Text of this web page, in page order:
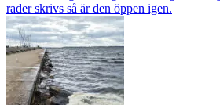
rader skrivs så är den öppen igen.